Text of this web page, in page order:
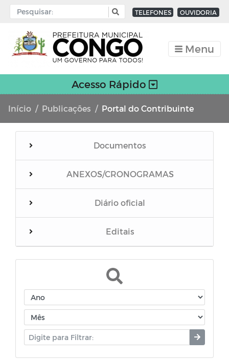
TELEFONES OUVIDORIA
Menu
Acesso Rápido
Início Publicações Portal do Contribuinte
Documentos
Escola de 12 salas FNDE
ANEXOS/CRONOGRAMAS
Diário oficial
Editais
Manuais
Assistência Social
Coronavírus (COVID-19)